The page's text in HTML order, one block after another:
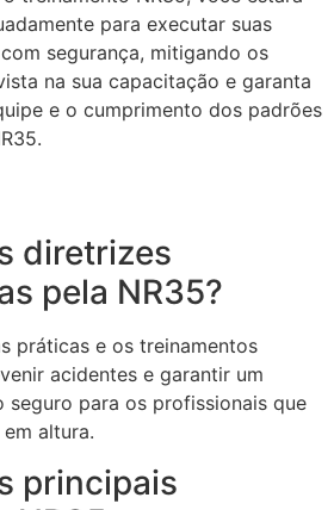
para executar suas
segurança, mitigando os
na sua capacitação e garanta
e o cumprimento dos padrões
diretrizes
pela NR35?
práticas e os treinamentos
acidentes e garantir um
seguro para os profissionais que
altura.
principais